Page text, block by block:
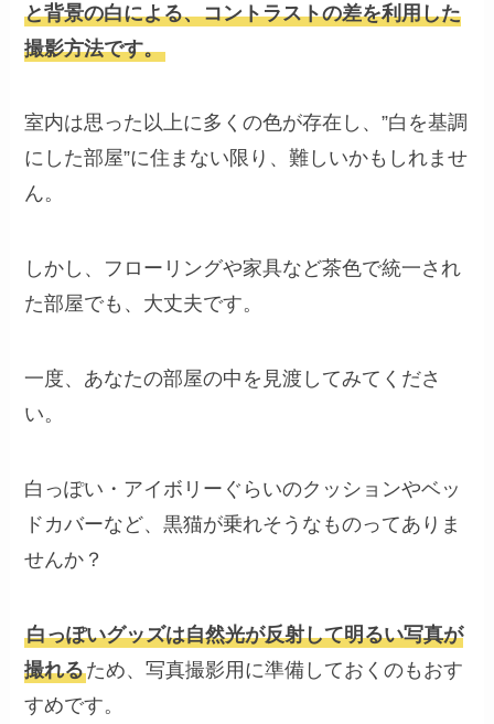
と背景の白による、コントラストの差を利用した
撮影方法です。
室内は思った以上に多くの色が存在し、”白を基調
にした部屋”に住まない限り、難しいかもしれませ
ん。
しかし、フローリングや家具など茶色で統一され
た部屋でも、大丈夫です。
一度、あなたの部屋の中を見渡してみてくださ
い。
白っぽい・アイボリーぐらいのクッションやベッ
ドカバーなど、黒猫が乗れそうなものってありま
せんか？
白っぽいグッズは自然光が反射して明るい写真が
撮れるため、写真撮影用に準備しておくのもおす
すめです。